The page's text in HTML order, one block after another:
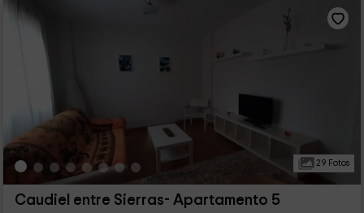
29 Fotos
Caudiel entre Sierras- Apartamento 5